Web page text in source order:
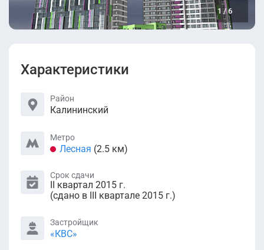
1 /6
Характеристики
Район
Калининский
Метро
Лесная (2.5 км)
Срок сдачи
II квартал 2015 г.
(сдано в III квартале 2015 г.)
Застройщик
«КВС»